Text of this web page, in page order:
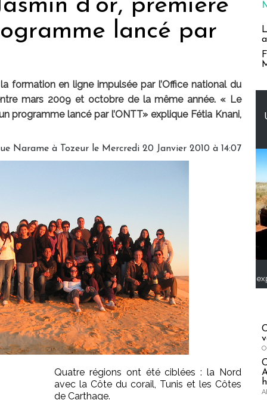
d’or, première
lancé par
formation en ligne impulsée par l’Office national du
mars 2009 et octobre de la même année. « Le
programme lancé par l’ONTT» explique Fétia Knani,
Narame à Tozeur le Mercredi 20 Janvier 2010 à 14:07
Quatre régions ont été ciblées : la Nord
avec la Côte du corail, Tunis et les Côtes
de Carthage.